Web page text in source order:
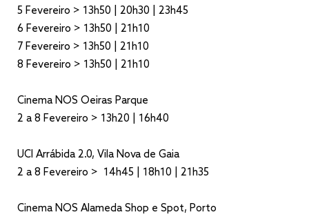
5 Fevereiro > 13h50 | 20h30 | 23h45
6 Fevereiro > 13h50 | 21h10
7 Fevereiro > 13h50 | 21h10
8 Fevereiro > 13h50 | 21h10
Cinema NOS Oeiras Parque
2 a 8 Fevereiro > 13h20 | 16h40
UCI Arrábida 2.0, Vila Nova de Gaia
2 a 8 Fevereiro > 14h45 | 18h10 | 21h35
Cinema NOS Alameda Shop e Spot, Porto